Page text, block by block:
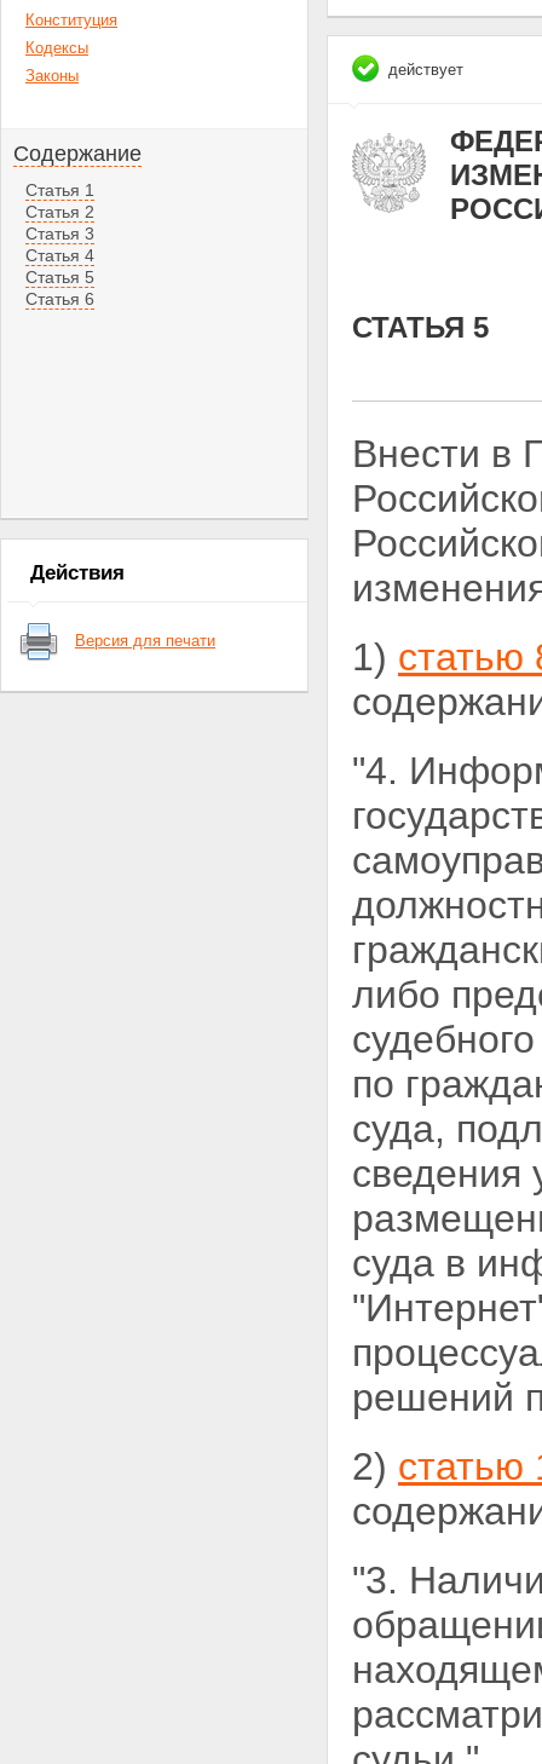
Конституция
Кодексы
Законы
Содержание
Статья 1
Статья 2
Статья 3
Статья 4
Статья 5
Статья 6
Действия
Версия для печати
действует
СТАТЬЯ 5
Внести в
1) статью
"4.
либо
по
суда,
сведения
суда в
решений
2) статью
"3.